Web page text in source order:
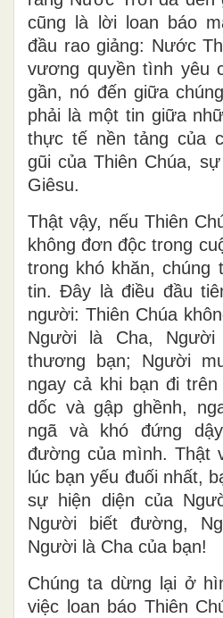
cũng là lời loan báo
đầu rao giảng: Nước
vương quyền tình yêu
gần, nó đến giữa
phải là một tin giữa
thực tế nền tảng của
gũi của Thiên Chúa,
Giêsu.
Thật vậy, nếu Thiên
không đơn độc trong
trong khó khăn, chúng
tin. Đây là điều đầu
người: Thiên Chúa
Người là Cha,
thương bạn; Người
ngay cả khi bạn đi
dốc và gập ghềnh,
ngã và khó đứng
đường của mình. Thật
lúc bạn yếu đuối nhất,
sự hiện diện của
Người biết đường,
Người là Cha của bạn!
Chúng ta dừng lại ở
việc loan báo Thiên